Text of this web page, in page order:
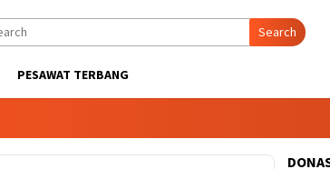
Search
PESAWAT TERBANG